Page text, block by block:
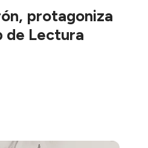
protagoniza
de Lectura